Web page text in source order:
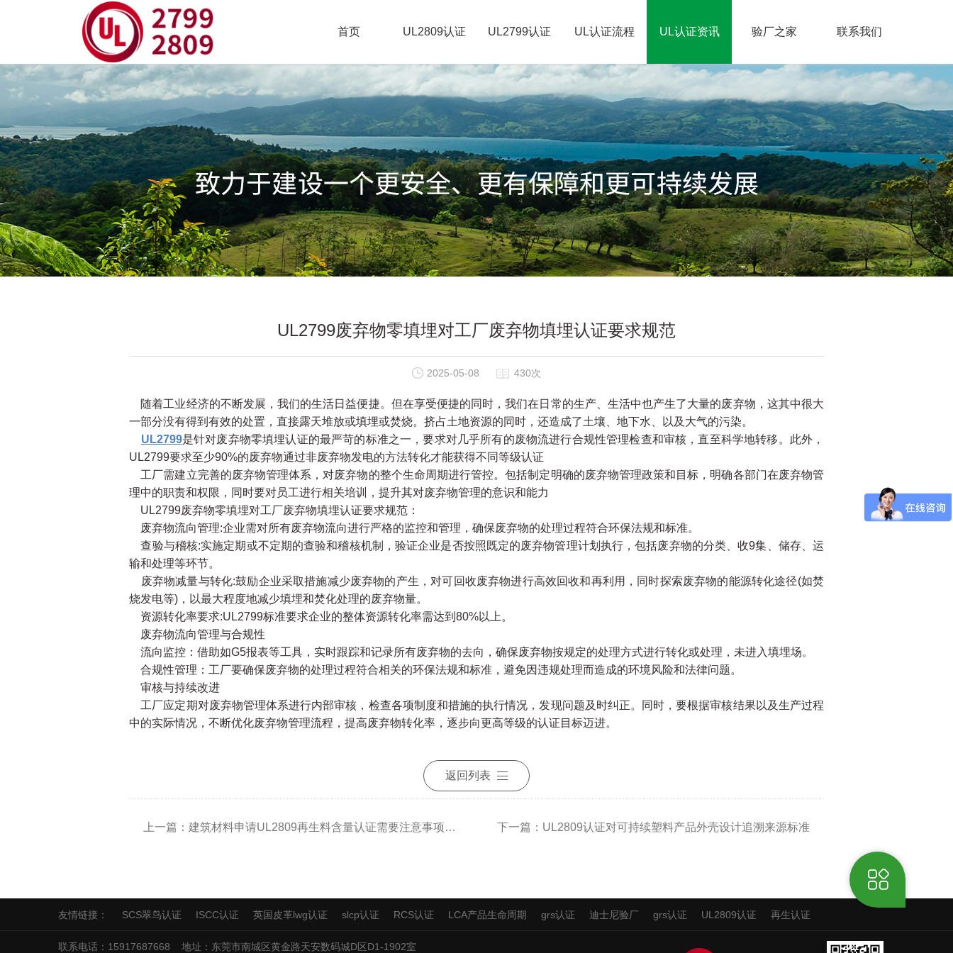
首页 UL2809认证 UL2799认证 UL认证流程 UL认证资讯 验厂之家 联系我们
UL2799废弃物零填埋对工厂废弃物填埋认证要求规范
2025-05-08 430次
随着工业经济的不断发展，我们的生活日益便捷。但在享受便捷的同时，我们在日常的生产、生活中也产生了大量的废弃物，这其中很大
一部分没有得到有效的处置，直接露天堆放或填埋或焚烧。挤占土地资源的同时，还造成了土壤、地下水、以及大气的污染。
UL2799是针对废弃物零填埋认证的最严苛的标准之一，要求对几乎所有的废物流进行合规性管理检查和审核，直至科学地转移。此外，
UL2799要求至少90%的废弃物通过非废弃物发电的方法转化才能获得不同等级认证
工厂需建立完善的废弃物管理体系，对废弃物的整个生命周期进行管控。包括制定明确的废弃物管理政策和目标，明确各部门在废弃物管
理中的职责和权限，同时要对员工进行相关培训，提升其对废弃物管理的意识和能力
UL2799废弃物零填埋对工厂废弃物填埋认证要求规范：
废弃物流向管理:企业需对所有废弃物流向进行严格的监控和管理，确保废弃物的处理过程符合环保法规和标准。
查验与稽核:实施定期或不定期的查验和稽核机制，验证企业是否按照既定的废弃物管理计划执行，包括废弃物的分类、收9集、储存、运
输和处理等环节。
废弃物减量与转化:鼓励企业采取措施减少废弃物的产生，对可回收废弃物进行高效回收和再利用，同时探索废弃物的能源转化途径(如焚
烧发电等)，以最大程度地减少填埋和焚化处理的废弃物量。
资源转化率要求:UL2799标准要求企业的整体资源转化率需达到80%以上。
废弃物流向管理与合规性
流向监控：借助如G5报表等工具，实时跟踪和记录所有废弃物的去向，确保废弃物按规定的处理方式进行转化或处理，未进入填埋场。
合规性管理：工厂要确保废弃物的处理过程符合相关的环保法规和标准，避免因违规处理而造成的环境风险和法律问题。
审核与持续改进
工厂应定期对废弃物管理体系进行内部审核，检查各项制度和措施的执行情况，发现问题及时纠正。同时，要根据审核结果以及生产过程
中的实际情况，不断优化废弃物管理流程，提高废弃物转化率，逐步向更高等级的认证目标迈进。
返回列表
上一篇：建筑材料申请UL2809再生料含量认证需要注意事项标准 下一篇：UL2809认证​对可持续塑料产品外壳设计追溯来源标准
友情链接： SCS翠鸟认证 ISCC认证 英国皮革lwg认证 slcp认证 RCS认证 LCA产品生命周期 grs认证 迪士尼验厂 grs认证 UL2809认证 再生认证
联系电话：15917687668 地址：东莞市南城区黄金路天安数码城D区D1-1902室